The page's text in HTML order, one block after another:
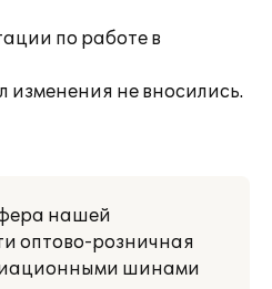
по работе в
изменения не вносились.
нашей
оптово-розничная
шинами